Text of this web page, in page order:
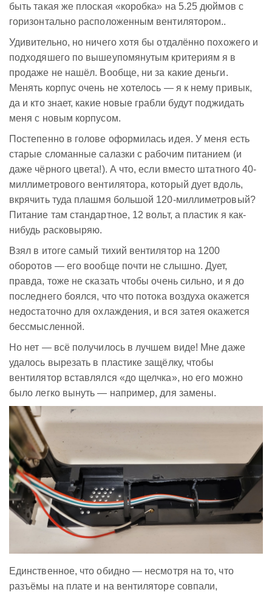
быть такая же плоская «коробка» на 5.25 дюймов с
горизонтально расположенным вентилятором..
Удивительно, но ничего хотя бы отдалённо похожего и
подходяшего по вышеупомянутым критериям я в
продаже не нашёл. Вообще, ни за какие деньги.
Менять корпус очень не хотелось — я к нему привык,
да и кто знает, какие новые грабли будут поджидать
меня с новым корпусом.
Постепенно в голове оформилась идея. У меня есть
старые сломанные салазки с рабочим питанием (и
даже чёрного цвета!). А что, если вместо штатного 40-
миллиметрового вентилятора, который дует вдоль,
вкрячить туда плашмя большой 120-миллиметровый?
Питание там стандартное, 12 вольт, а пластик я как-
нибудь расковыряю.
Взял в итоге самый тихий вентилятор на 1200
оборотов — его вообще почти не слышно. Дует,
правда, тоже не сказать чтобы очень сильно, и я до
последнего боялся, что что потока воздуха окажется
недостаточно для охлаждения, и вся затея окажется
бессмысленной.
Но нет — всё получилось в лучшем виде! Мне даже
удалось вырезать в пластике защёлку, чтобы
вентилятор вставлялся «до щелчка», но его можно
было легко вынуть — например, для замены.
Единственное, что обидно — несмотря на то, что
разъёмы на плате и на вентиляторе совпали,